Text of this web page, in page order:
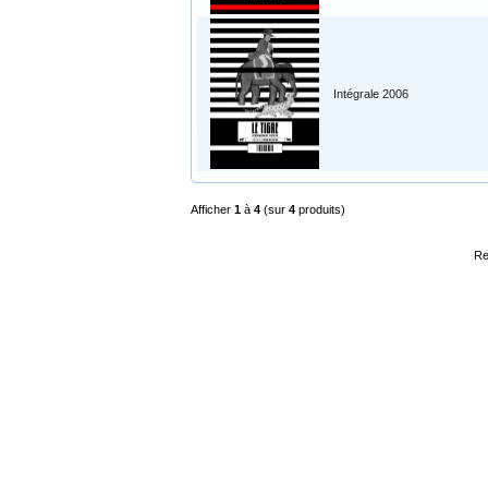
Intégrale 2006
Afficher 1 à 4 (sur 4 produits)